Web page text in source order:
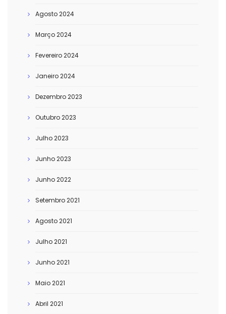
Agosto 2024
Março 2024
Fevereiro 2024
Janeiro 2024
Dezembro 2023
Outubro 2023
Julho 2023
Junho 2023
Junho 2022
Setembro 2021
Agosto 2021
Julho 2021
Junho 2021
Maio 2021
Abril 2021